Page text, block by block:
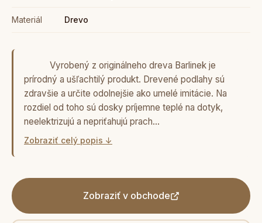
Materiál Drevo
Vyrobený z originálneho dreva Barlinek je
prírodný a ušľachtilý produkt. Drevené podlahy sú
zdravšie a určite odolnejšie ako umelé imitácie. Na
rozdiel od toho sú dosky príjemne teplé na dotyk,
neelektrizujú a nepriťahujú prach…
Zobraziť celý popis ↓
Zobraziť v obchode